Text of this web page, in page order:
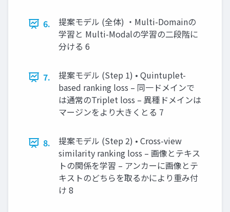
6.
提案モデル (全体) ・Multi-Domainの
学習と Multi-Modalの学習の二段階に
分ける 6
7.
提案モデル (Step 1) • Quintuplet-
based ranking loss – 同一ドメインで
は通常のTriplet loss – 異種ドメインは
マージンをより大きくとる 7
8.
提案モデル (Step 2) • Cross-view
similarity ranking loss – 画像とテキス
トの関係を学習 – アンカーに画像とテ
キストのどちらを取るかにより重み付
け 8